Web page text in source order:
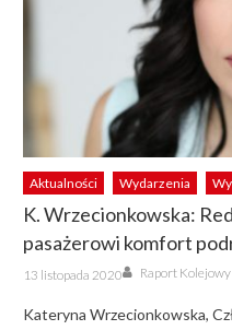
Aktualności Wydarzenia
K. Wrzecionkowska:
pasażerowi komfort
Posted
on
13 listopada 2020 Author
Raport Kolejowy
Kateryna Wrzecionkowska,